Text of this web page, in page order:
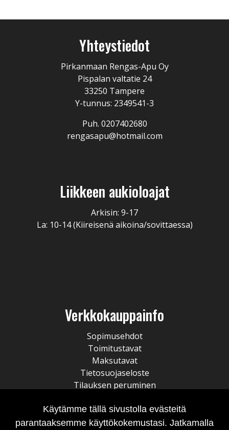
Yhteystiedot
Pirkanmaan Rengas-Apu Oy
Pispalan valtatie 24
33250 Tampere
Y-tunnus: 2349541-3
Puh. 0207402680
rengasapu@hotmail.com
Liikkeen aukioloajat
Arkisin: 9-17
La: 10-14 (Kiireisenä aikoina/sovittaessa)
Verkkokauppainfo
Sopimusehdot
Toimitustavat
Maksutavat
Tietosuojaseloste
Tilauksen peruminen
Käytämme tällä sivustolla evästeitä
parantaaksemme käyttökokemustasi. Jatkamalla